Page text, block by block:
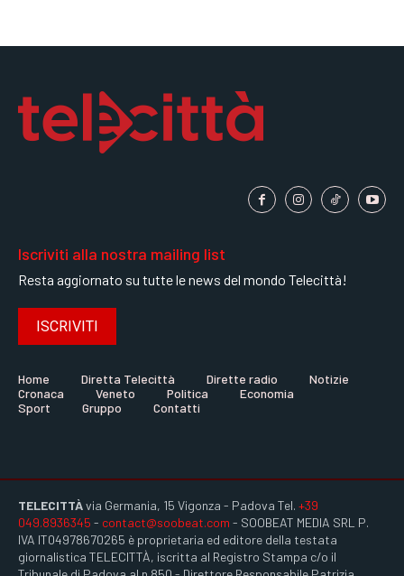
Iscriviti alla nostra mailing list
Resta aggiornato su tutte le news del mondo Telecittà!
ISCRIVITI
Home Diretta Telecittà Dirette radio
Notizie
Cronaca
Veneto Politica
Economia
Sport
Gruppo Contatti
TELECITTÀvia Germania, 15 Vigonza - Padova Tel. +39
049.8936345 - contact@soobeat.com - SOOBEAT MEDIA SRL P.
IVA IT04978670265 è proprietaria ed editore della testata
giornalistica TELECITTÀ, iscritta al Registro Stampa c/o il